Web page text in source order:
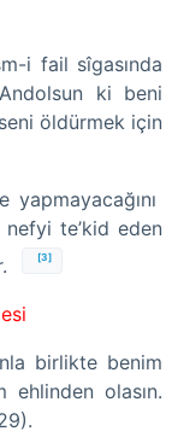
i fail sîgasında
ki beni
öldürmek için
te’kid eden
[3]
birlikte benim
ehlinden olasın.